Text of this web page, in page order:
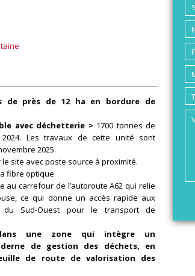
de près de 12 ha en bordure de
avec déchetterie >1700 tonnes de
Les travaux de cette unité sont
2025.
le site avec poste source à proximité.
fibre optique
au carrefour de l’autoroute A62 qui relie
ce qui donne un accès rapide aux
du Sud-Ouest pour le transport de
une zone qui intègre un
de gestion des déchets, en
de route de valorisation des